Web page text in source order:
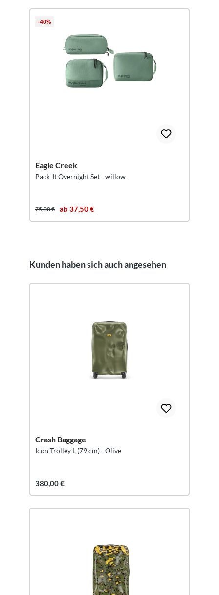
-40%
Eagle Creek
Pack-It Overnight Set - willow
75,00 € ab 37,50 €
Produktgalerie überspringen
Kunden haben sich auch angesehen
Crash Baggage
Icon Trolley L (79 cm) - Olive
380,00 €